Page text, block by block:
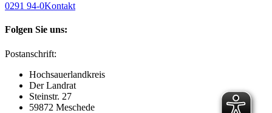
0291 94-0Kontakt
Folgen Sie uns:
Postanschrift:
Hochsauerlandkreis
Der Landrat
Steinstr. 27
59872 Meschede